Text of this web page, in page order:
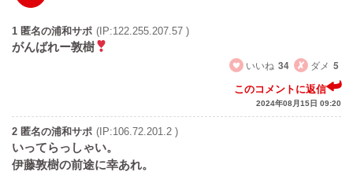
1 匿名の浦和サポ (IP:122.255.207.57 )
がんばれー敦樹
いいね 34 ダメ 5
このコメントに返信
2024年08月15日 09:20
2 匿名の浦和サポ (IP:106.72.201.2 )
いってらっしゃい。
伊藤敦樹の前途に幸あれ。